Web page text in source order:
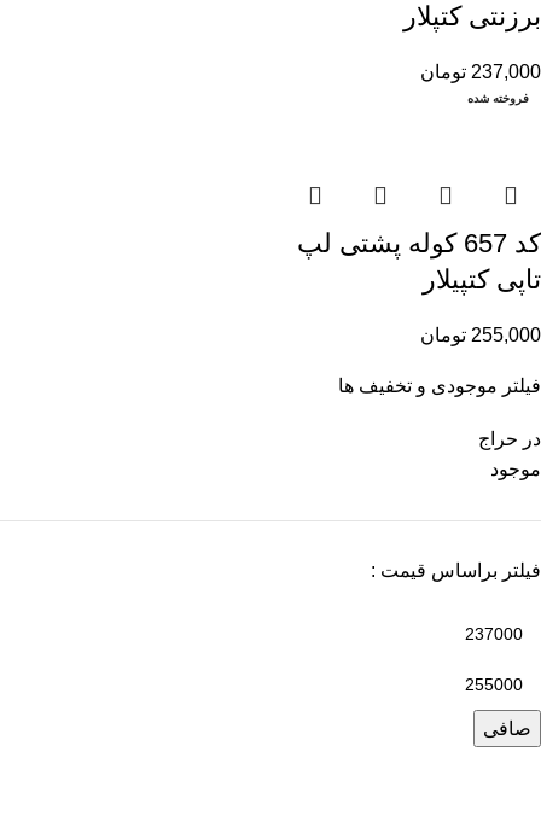
فیلتر موجودی و تخفیف ها
در حراج
موجود
فیلتر براساس قیمت :
صافی
برزنتی کتپلار
237,000 تومان
فروخته شده
کد 657 کوله پشتی لپ
تاپی کتپیلار
255,000 تومان